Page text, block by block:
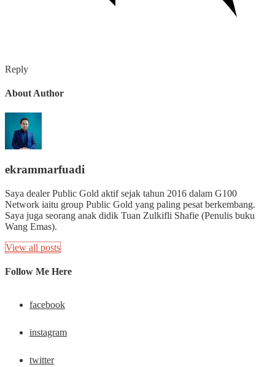
Reply
About Author
ekrammarfuadi
Saya dealer Public Gold aktif sejak tahun 2016 dalam G100
Network iaitu group Public Gold yang paling pesat berkembang.
Saya juga seorang anak didik Tuan Zulkifli Shafie (Penulis buku
Wang Emas).
View all posts
Follow Me Here
facebook
instagram
twitter